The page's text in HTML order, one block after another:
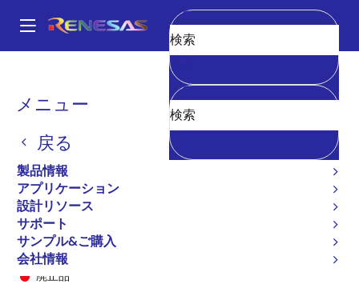
ン
Main
navigation
メニュー
戻る
製品情報
アプリケーション
設計リソース
サポート
サンプル&ご購入
会社情報
消去
パ
く
ず
74FCT162240T 74FCT162240ETPV8
74FCT162240ETPV8
廃止品